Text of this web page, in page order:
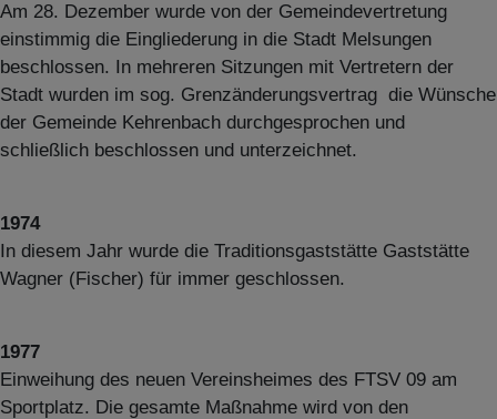
Am 28. Dezember wurde von der Gemeindevertretung
einstimmig die Eingliederung in die Stadt Melsungen
beschlossen. In mehreren Sitzungen mit Vertretern der
Stadt wurden im sog. Grenzänderungsvertrag die Wünsche
der Gemeinde Kehrenbach durchgesprochen und
schließlich beschlossen und unterzeichnet.
1974
In diesem Jahr wurde die Traditionsgaststätte Gaststätte
Wagner (Fischer) für immer geschlossen.
1977
Einweihung des neuen Vereinsheimes des FTSV 09 am
Sportplatz. Die gesamte Maßnahme wird von den